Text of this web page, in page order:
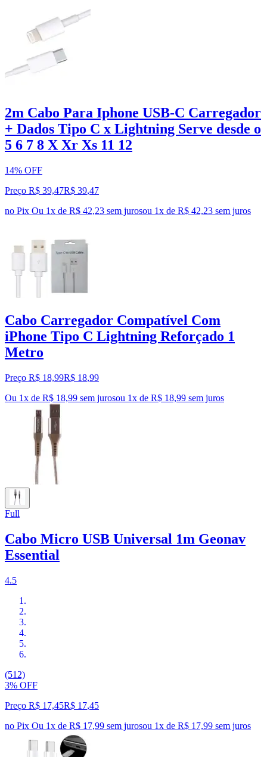
2m Cabo Para Iphone USB-C Carregador
+ Dados Tipo C x Lightning Serve desde o
5 6 7 8 X Xr Xs 11 12
14% OFF
Preço R$ 39,47R$ 39,47
no Pix Ou 1x de R$ 42,23 sem jurosou 1x de R$ 42,23 sem juros
Cabo Carregador Compatível Com
iPhone Tipo C Lightning Reforçado 1
Metro
Preço R$ 18,99R$ 18,99
Ou 1x de R$ 18,99 sem jurosou 1x de R$ 18,99 sem juros
Full
Cabo Micro USB Universal 1m Geonav
Essential
4.5
(512)
3% OFF
Preço R$ 17,45R$ 17,45
no Pix Ou 1x de R$ 17,99 sem jurosou 1x de R$ 17,99 sem juros